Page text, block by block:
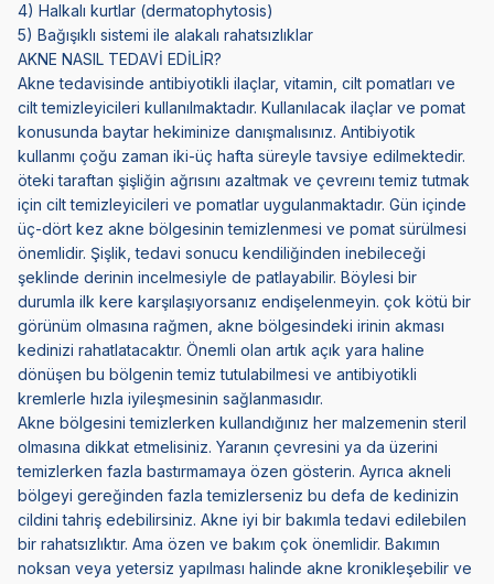
4) Halkalı kurtlar (dermatophytosis)
5) Bağışıklı sistemi ile alakalı rahatsızlıklar
AKNE NASIL TEDAVİ EDİLİR?
Akne tedavisinde antibiyotikli ilaçlar, vitamin, cilt pomatları ve
cilt temizleyicileri kullanılmaktadır. Kullanılacak ilaçlar ve pomat
konusunda baytar hekiminize danışmalısınız. Antibiyotik
kullanmı çoğu zaman iki-üç hafta süreyle tavsiye edilmektedir.
öteki taraftan şişliğin ağrısını azaltmak ve çevreını temiz tutmak
için cilt temizleyicileri ve pomatlar uygulanmaktadır. Gün içinde
üç-dört kez akne bölgesinin temizlenmesi ve pomat sürülmesi
önemlidir. Şişlik, tedavi sonucu kendiliğinden inebileceği
şeklinde derinin incelmesiyle de patlayabilir. Böylesi bir
durumla ilk kere karşılaşıyorsanız endişelenmeyin. çok kötü bir
görünüm olmasına rağmen, akne bölgesindeki irinin akması
kedinizi rahatlatacaktır. Önemli olan artık açık yara haline
dönüşen bu bölgenin temiz tutulabilmesi ve antibiyotikli
kremlerle hızla iyileşmesinin sağlanmasıdır.
Akne bölgesini temizlerken kullandığınız her malzemenin steril
olmasına dikkat etmelisiniz. Yaranın çevresini ya da üzerini
temizlerken fazla bastırmamaya özen gösterin. Ayrıca akneli
bölgeyi gereğinden fazla temizlerseniz bu defa de kedinizin
cildini tahriş edebilirsiniz. Akne iyi bir bakımla tedavi edilebilen
bir rahatsızlıktır. Ama özen ve bakım çok önemlidir. Bakımın
noksan veya yetersiz yapılması halinde akne kronikleşebilir ve